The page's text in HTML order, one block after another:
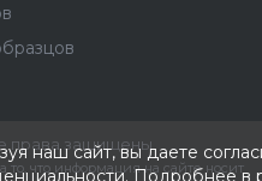
права защищены
что информация на сайте носит
наш сайт, вы даете
Подробнее в